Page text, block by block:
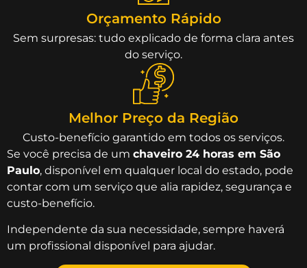
Orçamento Rápido
Sem surpresas: tudo explicado de forma clara antes
do serviço.
Melhor Preço da Região
Custo-benefício garantido em todos os serviços.
Se você precisa de um chaveiro 24 horas em São
Paulo, disponível em qualquer local do estado, pode
contar com um serviço que alia rapidez, segurança e
custo-benefício.
Independente da sua necessidade, sempre haverá
um profissional disponível para ajudar.